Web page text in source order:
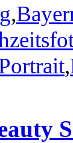
,
,